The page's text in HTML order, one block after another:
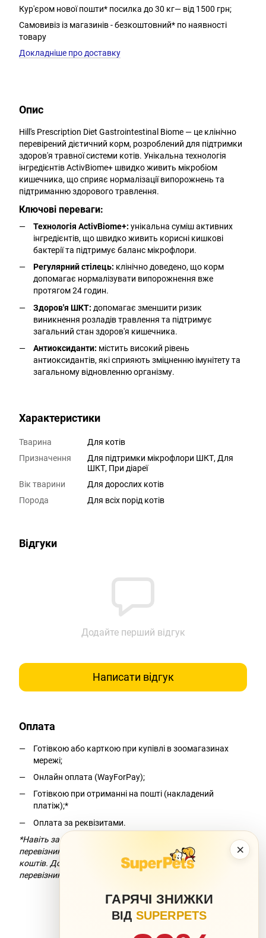
×
ГАРЯЧІ ЗНИЖКИ
ВІД SUPERPETS
Кур'єром нової пошти* посилка до 30 кг— від 1500 грн;
Самовивіз із магазинів - безкоштовний* по наявності
товару
Докладніше про доставку
Опис
Hill's Prescription Diet Gastrointestinal Biome — це клінічно
перевірений дієтичний корм, розроблений для підтримки
здоров'я травної системи котів. Унікальна технологія
інгредієнтів ActivBiome+ швидко живить мікробіом
кишечника, що сприяє нормалізації випорожнень та
підтриманню здорового травлення.
Ключові переваги:
Технологія ActivBiome+: унікальна суміш активних
інгредієнтів, що швидко живить корисні кишкові
бактерії та підтримує баланс мікрофлори.
Регулярний стілець: клінічно доведено, що корм
допомагає нормалізувати випорожнення вже
протягом 24 годин.
Здоров'я ШКТ: допомагає зменшити ризик
виникнення розладів травлення та підтримує
загальний стан здоров'я кишечника.
Антиоксиданти: містить високий рівень
антиоксидантів, які сприяють зміцненню імунітету та
загальному відновленню організму.
Характеристики
Тварина
Для котів
Призначення
Для підтримки мікрофлори ШКТ, Для
ШКТ, При діареї
Вік тварини
Для дорослих котів
Порода
Для всіх порід котів
Відгуки
Додайте перший відгук
Написати відгук
Оплата
Готівкою або карткою при купівлі в зоомагазинах
мережі;
Онлайн оплата (WayForPay);
Готівкою при отриманні на пошті (накладений
платіж);*
Оплата за реквізитами.
*Навіть за умови безкоштовної доставки компанія-
перевізник додасть комісію за переказ
коштів. Докладніше можна дізнатися на сайті компанії-
перевізника.